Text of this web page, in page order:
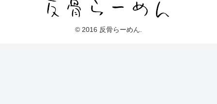
© 2016 反骨らーめん.